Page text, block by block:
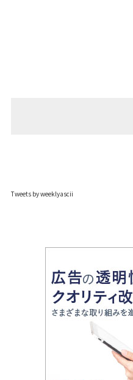
Tweets by weeklyascii